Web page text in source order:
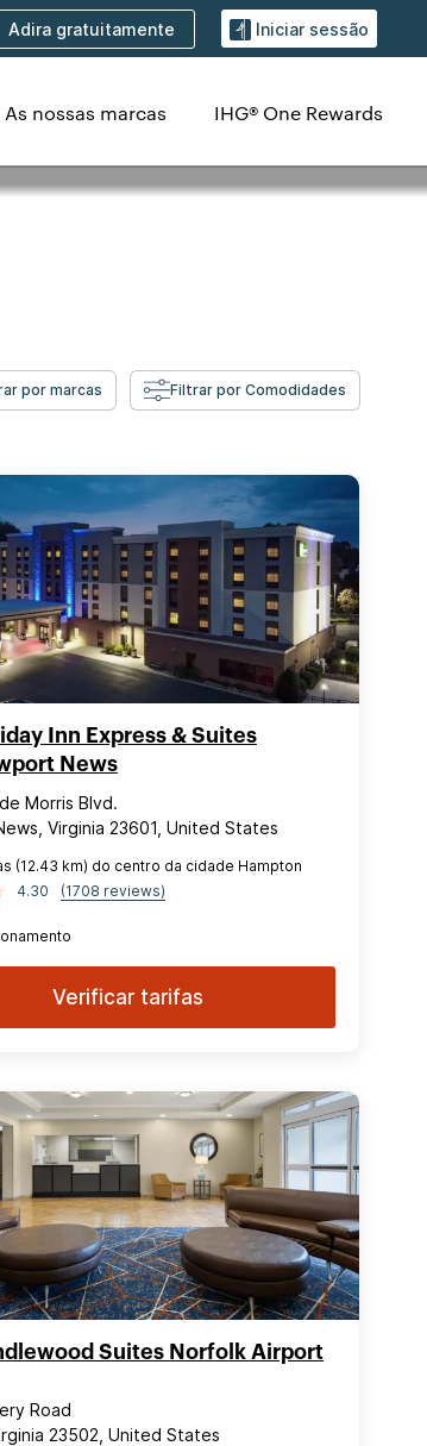
Adira gratuitamente Iniciar sessão
As nossas marcas IHG® One Rewards
por marcas Filtrar por Comodidades
Inn Express & Suites
News
Morris Blvd.
Virginia 23601, United States
(12.43 km) do centro da cidade Hampton
4.30
(1708 reviews)
Verificar tarifas
Suites Norfolk Airport
Road
23502, United States